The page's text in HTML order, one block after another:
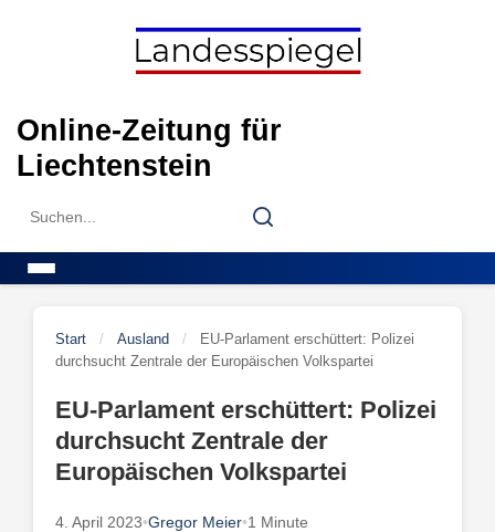
Online-Zeitung für
Liechtenstein
Search
Search
Start / Ausland /
EU-Parlament erschüttert: Polizei
durchsucht Zentrale der Europäischen Volkspartei
EU-Parlament erschüttert: Polizei
durchsucht Zentrale der
Europäischen Volkspartei
4. April 2023•Gregor Meier•1 Minute